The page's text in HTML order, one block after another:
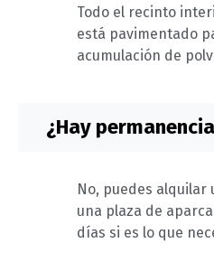
Todo el recinto
está pavimentado
acumulación de
¿Hay
No, puedes alquilar
una plaza de
días si es lo que